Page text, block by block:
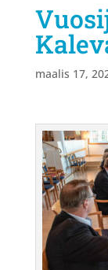
maalis 17,